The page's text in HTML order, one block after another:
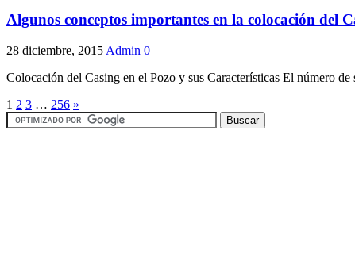
Algunos conceptos importantes en la colocación del
28 diciembre, 2015 Admin 0
Colocación del Casing en el Pozo y sus Características El número de
1 2 3 … 256 »